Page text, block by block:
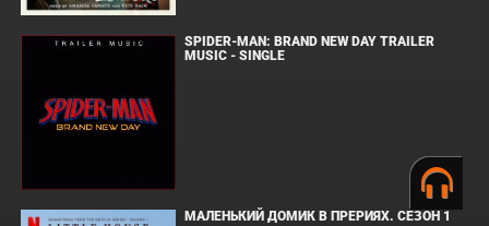
SPIDER-MAN: BRAND NEW DAY TRAILER
MUSIC - SINGLE
МАЛЕНЬКИЙ ДОМИК В ПРЕРИЯХ. СЕЗОН 1